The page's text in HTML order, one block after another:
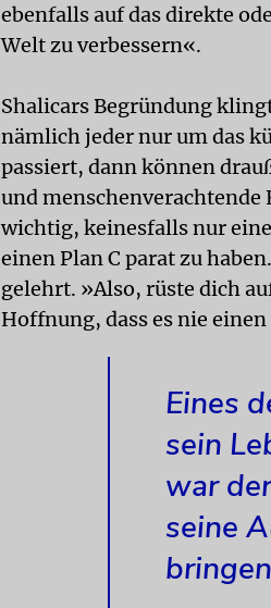
ebenfalls auf das direkte
Welt zu verbessern«.
Shalicars Begründung
nämlich jeder nur um das
passiert, dann können
und
wichtig, keinesfalls nur
einen Plan C parat zu
gelehrt. »Also, rüste dich
Hoffnung, dass es nie
Eines
sein
war
seine